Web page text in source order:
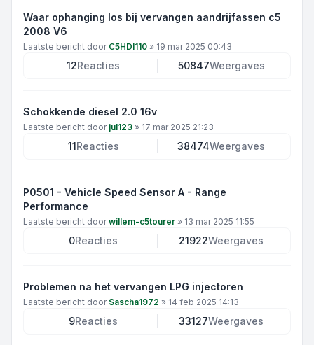
Waar ophanging los bij vervangen aandrijfassen c5
2008 V6
Laatste bericht door C5HDI110 » 19 mar 2025 00:43
12Reacties 50847Weergaves
Schokkende diesel 2.0 16v
Laatste bericht door jul123 » 17 mar 2025 21:23
11Reacties 38474Weergaves
P0501 - Vehicle Speed Sensor A - Range
Performance
Laatste bericht doorwillem-c5tourer » 13 mar 2025 11:55
0Reacties 21922Weergaves
Problemen na het vervangen LPG injectoren
Laatste bericht door Sascha1972 » 14 feb 2025 14:13
9Reacties 33127Weergaves